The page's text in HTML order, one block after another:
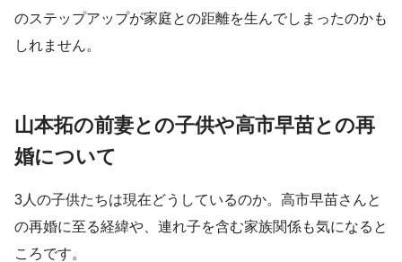
のステップアップが家庭との距離を生んでしまったのかも
しれません。
山本拓の前妻との子供や高市早苗との再
婚について
3人の子供たちは現在どうしているのか。高市早苗さんと
の再婚に至る経緯や、連れ子を含む家族関係も気になると
ころです。